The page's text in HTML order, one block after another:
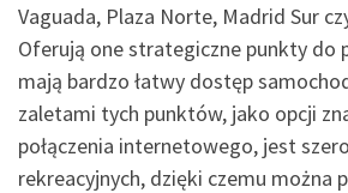
Vaguada, Plaza Norte, Madrid Sur
Oferują one strategiczne punkty do
mają bardzo łatwy dostęp
zaletami tych punktów, jako opcji
połączenia internetowego, jest
rekreacyjnych, dzięki czemu można